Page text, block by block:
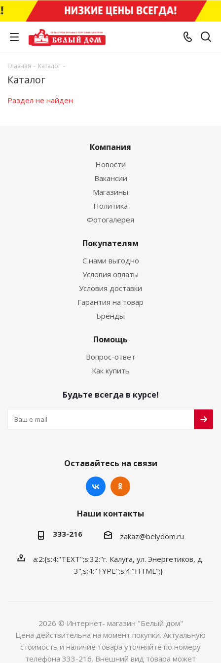
Главная - Каталог -
Каталог
Раздел не найден
Компания
Новости
Вакансии
Магазины
Политика
Фотогалерея
Покупателям
С нами выгодно
Условия оплаты
Условия доставки
Гарантия на товар
Бренды
Помощь
Вопрос-ответ
Как купить
Будьте всегда в курсе!
Оставайтесь на связи
Наши контакты
333-216 zakaz@belydom.ru
a:2:{s:4:"TEXT";s:32:"г. Калуга, ул. Энергетиков, д.
3";s:4:"TYPE";s:4:"HTML";}
2026 © Интернет- магазин "Белый дом"
Цена действительна на момент покупки. Актуальную
стоимость и наличие товара уточняйте по номеру
телефона 333-216. Внешний вид товара может